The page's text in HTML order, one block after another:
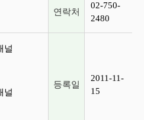
연락처
02-750-
2480
널
널
등록일
2011-11-
15